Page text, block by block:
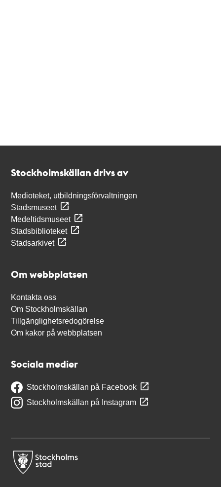
Stockholmskällan drivs av
Medioteket, utbildningsförvaltningen
Stadsmuseet
Medeltidsmuseet
Stadsbiblioteket
Stadsarkivet
Om webbplatsen
Kontakta oss
Om Stockholmskällan
Tillgänglighetsredogörelse
Om kakor på webbplatsen
Sociala medier
Stockholmskällan på Facebook
Stockholmskällan på Instagram